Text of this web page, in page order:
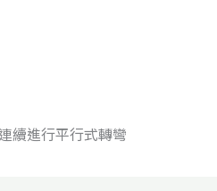
續進行平行式轉彎